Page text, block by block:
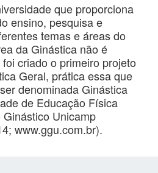
que proporciona
ensino, pesquisa e
temas e áreas do
da Ginástica não é
criado o primeiro projeto
Geral, prática essa que
denominada Ginástica
de Educação Física
Unicamp
www.ggu.com.br).